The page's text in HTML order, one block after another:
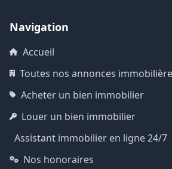
Navigation
Accueil
Toutes nos annonces
Acheter un bien immobilier
Louer un bien immobilier
Assistant immobilier en ligne 24/7
Nos honoraires